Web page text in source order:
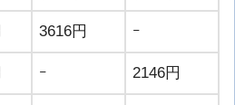
3616円 ｰ
ｰ 2146円